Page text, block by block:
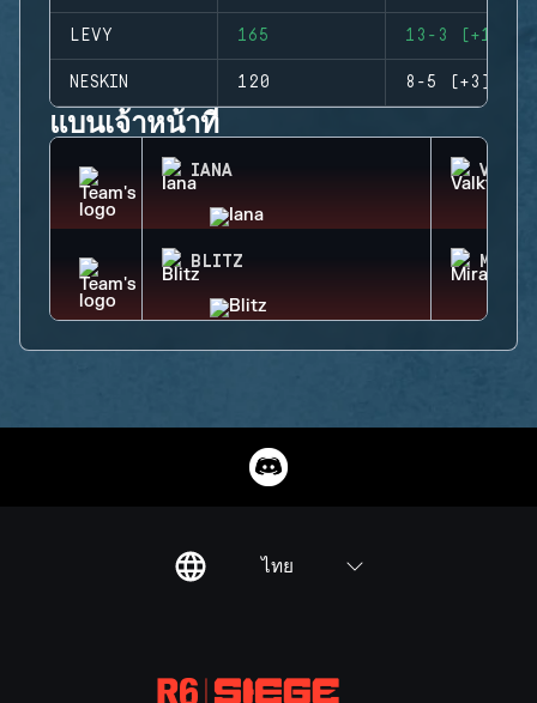
LEVY 165 13-3 (+10)
NESKIN 120 8-5 (+3)
แบนเจ้าหน้าที่
IANA
BLITZ MIRA
ไทย